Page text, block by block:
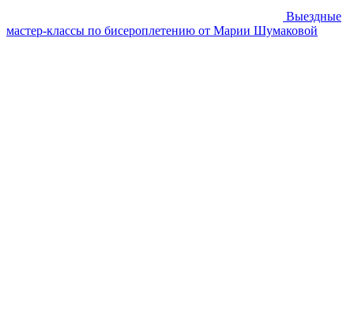
Выездные
мастер-классы по бисероплетению от Марии Шумаковой